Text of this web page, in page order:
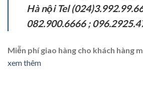
Hà nội Tel
082.900.6666 ;
Miễn phí giao hàng cho khách hàng
xem thêm